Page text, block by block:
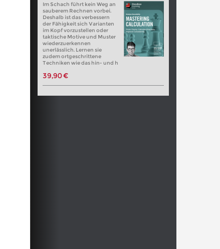
Im Schach führt kein Weg an
sauberem Rechnen vorbei.
Deshalb ist das verbessern
der Fähigkeit sich Varianten
im Kopf vorzustellen oder
taktische Motive und Muster
wiederzuerkennen
unerlässlich. Lernen sie
zudem ortgeschrittene
Techniken wie das hin- und h
39,90 €